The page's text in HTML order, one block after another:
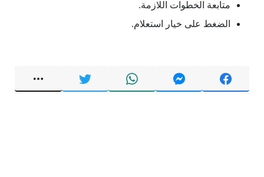
متابعة الخطوات اللازمة.
الضغط على خيار استعلام.